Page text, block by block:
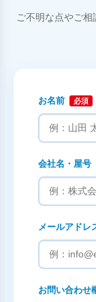
ご不明な点やご
お名前 必須
会社名・屋号
メールアドレ
お問い合わせ